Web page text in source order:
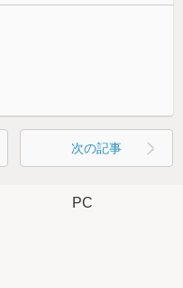
次の記事
PC